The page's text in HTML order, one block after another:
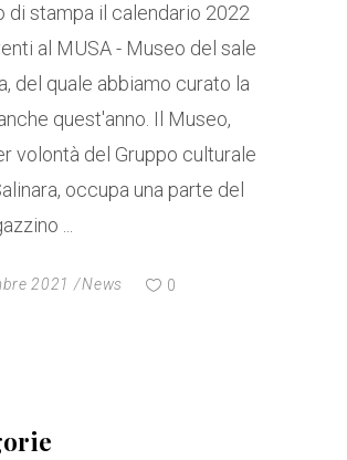
di stampa il calendario 2022
al MUSA - Museo del sale
del quale abbiamo curato la
quest'anno. Il Museo,
volontà del Gruppo culturale
occupa una parte del
2021 News 0